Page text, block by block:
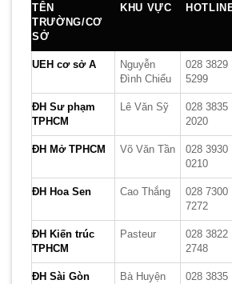
TÊN
TRƯỜNG/CƠ
SỞ
KHU VỰC
UEH cơ sở A
Nguyễn
Đình Chiểu
028 3829
5299
ĐH Sư phạm
TPHCM
Lê Văn Sỹ
028 3835
2020
ĐH Mở TPHCM Võ Văn Tần
028 3930
0210
ĐH Hoa Sen Cao Thắng
028 7300
7272
ĐH Kiến trúc
TPHCM
Pasteur
028 3822
2748
ĐH Sài Gòn
Bà Huyện
028 3835